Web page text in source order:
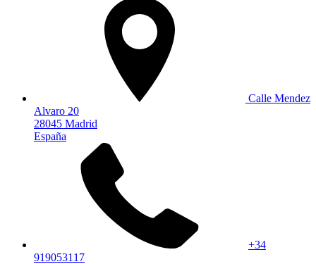
Calle Mendez
Alvaro 20
28045 Madrid
España
+34
919053117